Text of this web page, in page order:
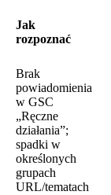
Jak
rozpoznać
Brak
powiadomienia
w GSC
„Ręczne
działania”;
spadki w
określonych
grupach
URL/tematach